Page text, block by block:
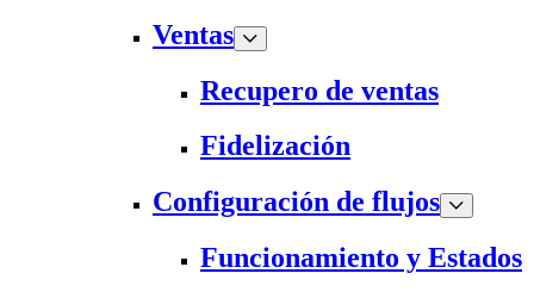
Ventas
Recupero de ventas
Fidelización
Configuración de flujos
Funcionamiento y Estados